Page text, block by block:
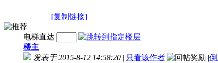
[复制链接]
电梯直达
楼主
发表于 2015-8-12 14:58:20 | 只看该作者 |